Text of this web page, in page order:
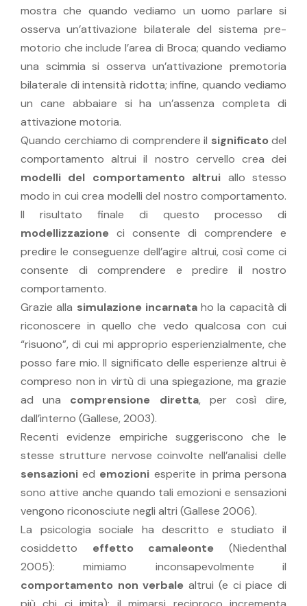
mostra che quando vediamo un uomo parlare si
osserva un’attivazione bilaterale del sistema pre-
motorio che include l’area di Broca; quando vediamo
una scimmia si osserva un’attivazione premotoria
bilaterale di intensità ridotta; infine, quando vediamo
un cane abbaiare si ha un’assenza completa di
attivazione motoria.
Quando cerchiamo di comprendere il significato del
comportamento altrui il nostro cervello crea dei
modelli del comportamento altrui allo stesso
modo in cui crea modelli del nostro comportamento.
Il risultato finale di questo processo di
modellizzazione ci consente di comprendere e
predire le conseguenze dell’agire altrui, così come ci
consente di comprendere e predire il nostro
comportamento.
Grazie alla simulazione incarnataho la capacità di
riconoscere in quello che vedo qualcosa con cui
“risuono”, di cui mi approprio esperienzialmente, che
posso fare mio. Il significato delle esperienze altrui è
compreso non in virtù di una spiegazione, ma grazie
ad una comprensione diretta, per così dire,
dall’interno (Gallese, 2003).
Recenti evidenze empiriche suggeriscono che le
stesse strutture nervose coinvolte nell’analisi delle
sensazioni ed emozioni esperite in prima persona
sono attive anche quando tali emozioni e sensazioni
vengono riconosciute negli altri (Gallese 2006).
La psicologia sociale ha descritto e studiato il
cosiddetto effetto camaleonte (Niedenthal
2005): mimiamo inconsapevolmente il
comportamento non verbale altrui (e ci piace di